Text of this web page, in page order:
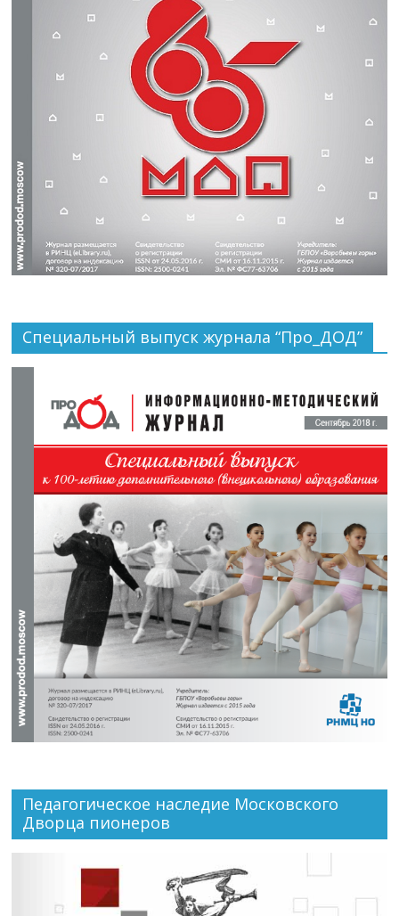
Специальный выпуск журнала “Про_ДОД”
Педагогическое наследие Московского
Дворца пионеров